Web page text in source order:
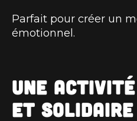
Parfait pour créer un
émotionnel.
Une
et solidaire